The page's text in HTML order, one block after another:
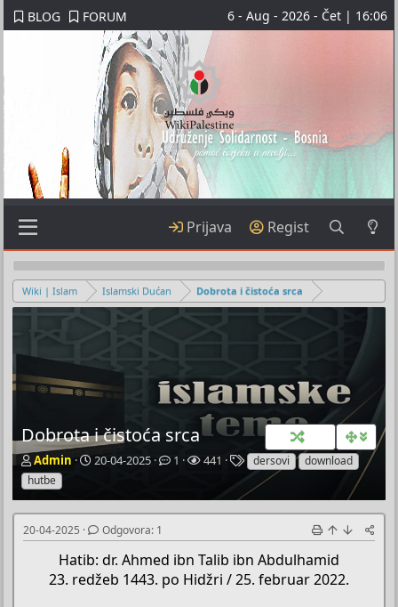
BLOG FORUM 6 - Aug - 2026 - Čet | 16:06
Prijava Regist
Wiki | Islam Islamski Dućan Dobrota i čistoća srca
Dobrota i čistoća srca
P
o
k
e
t
Admin
P
t
n
i
d
a
20-04-2025
O
o
r
1
P
e
d
a
441
O
z
n
e
dersovi
download
hutbe
20-04-2025 Odgovora: 1
Hatib: dr. Ahmed ibn Talib ibn Abdulhamid
23. redžeb 1443. po Hidžri / 25. februar 2022.